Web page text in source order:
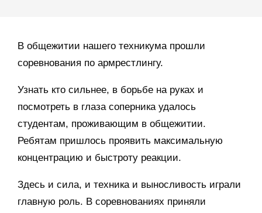
В общежитии нашего техникума прошли
соревнования по армрестлингу.
Узнать кто сильнее, в борьбе на руках и
посмотреть в глаза соперника удалось
студентам, проживающим в общежитии.
Ребятам пришлось проявить максимальную
концентрацию и быстроту реакции.
Здесь и сила, и техника и выносливость играли
главную роль. В соревнованиях приняли